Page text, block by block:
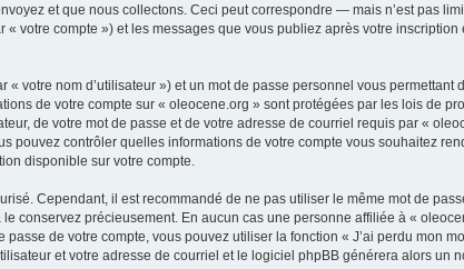
et que nous collectons. Ceci peut correspondre — mais n’est pas
votre compte ») et les messages que vous publiez après votre
votre nom d’utilisateur ») et un mot de passe personnel vous
de votre compte sur « oleocene.org » sont protégées par les lois de
de votre mot de passe et de votre adresse de courriel requis par «
pouvez contrôler quelles informations de votre compte vous souhaitez
disponible sur votre compte.
Cependant, il est recommandé de ne pas utiliser le même mot de
conservez précieusement. En aucun cas une personne affiliée à «
de votre compte, vous pouvez utiliser la fonction « J’ai perdu mon
et votre adresse de courriel et le logiciel phpBB générera alors un